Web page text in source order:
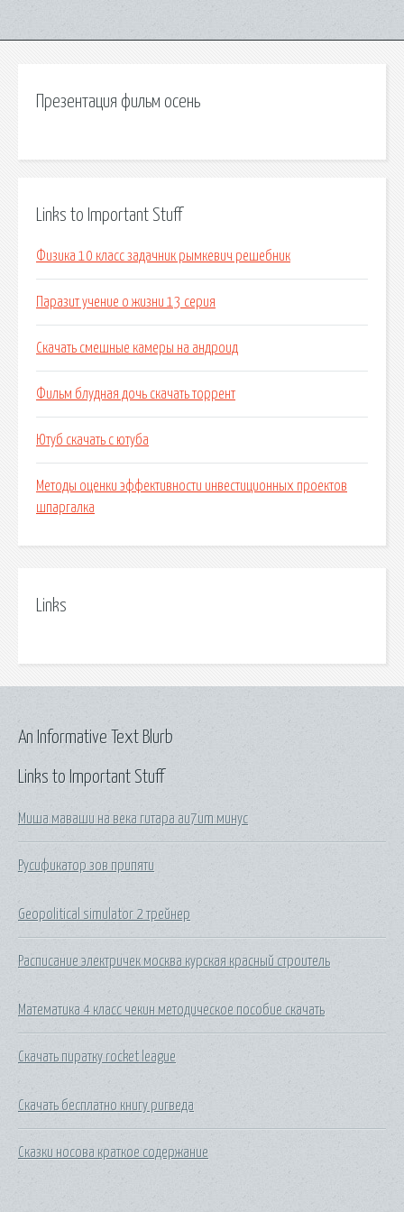
Презентация фильм осень
Links to Important Stuff
Физика 10 класс задачник рымкевич решебник
Паразит учение о жизни 13 серия
Скачать смешные камеры на андроид
Фильм блудная дочь скачать торрент
Ютуб скачать с ютуба
Методы оценки эффективности инвестиционных проектов
шпаргалка
Links
Links to Important Stuff
Миша маваши на века гитара au7um минус
Русификатор зов припяти
Geopolitical simulator 2 трейнер
Расписание электричек москва курская красный строитель
Математика 4 класс чекин методическое пособие скачать
Скачать пиратку rocket league
Скачать бесплатно книгу ригведа
Сказки носова краткое содержание
An Informative Text Blurb